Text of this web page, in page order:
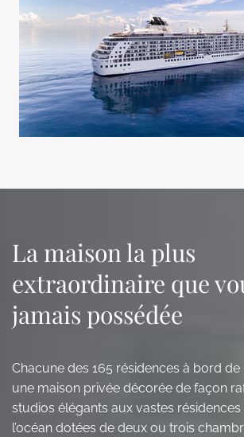
La maison la plus
extraordinaire que
jamais possédée
Chacune des 165 résidences à bord de
une maison privée décorée de façon
studios élégants aux vastes
l’océan dotées de deux ou trois